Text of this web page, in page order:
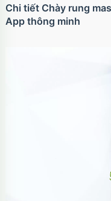
Chi tiết Chày rung
App thông minh